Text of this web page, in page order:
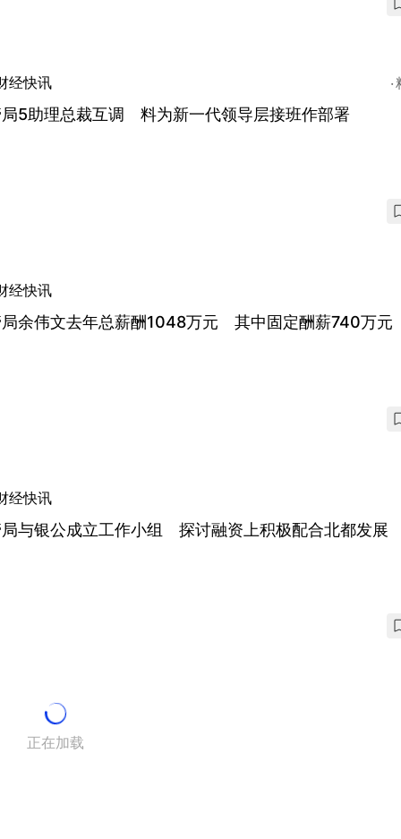
经快讯
5助理总裁互调 料为新一代领导层接班作部署
经快讯
余伟文去年总薪酬1048万元 其中固定酬薪740万元
经快讯
与银公成立工作小组 探讨融资上积极配合北都发展
正在加载